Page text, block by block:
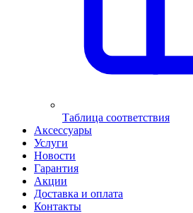
Таблица соответствия
Аксессуары
Услуги
Новости
Гарантия
Акции
Доставка и оплата
Контакты